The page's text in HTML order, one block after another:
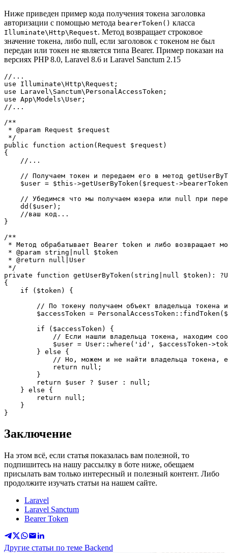
Ниже приведен пример кода получения токена заголовка
авторизации с помощью метода bearerToken() класса
Illuminate\Http\Request. Метод возвращает строковое
значение токена, либо null, если заголовок с токеном не был
передан или токен не является типа Bearer. Пример показан на
версиях PHP 8.0, Laravel 8.6 и Laravel Sanctum 2.15
//...
use Illuminate\Http\Request;
use Laravel\Sanctum\PersonalAccessToken;
use App\Models\User;
//...
/**
* @param Request $request
*/
public function action(Request $request)
{
    //...
// Получаем токен и передаем его в метод
$user = $this->getUserByToken($request-
// Убедимся что мы получаем юзера или null при
    dd($user);
    //ваш код...
}
/**
* Метод обрабатывает Bearer token и либо возвращает
* @param string|null $token
* @return null|User
*/
private function getUserByToken(string|null $token):
{
    if ($token) {
// По токену получаем объект владельца токена
$accessToken =
        if ($accessToken) {
// Если нашли владельца токена, находим
$user = User::where('id', $accessToken-
        } else {
// Но, можем и не найти владельца токена,
            return null;
        }
        return $user ? $user : null;
    } else {
        return null;
    }
}
Заключение
На этом всё, если статья показалась вам полезной, то
подпишитесь на нашу рассылку в боте ниже, обещаем
присылать вам только интересный и полезный контент. Либо
продолжите изучать статьи на нашем сайте.
Laravel
Laravel Sanctum
Bearer Token
Другие статьи по теме Backend